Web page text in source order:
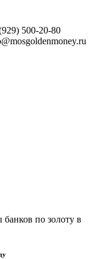
500-20-80
по золоту в